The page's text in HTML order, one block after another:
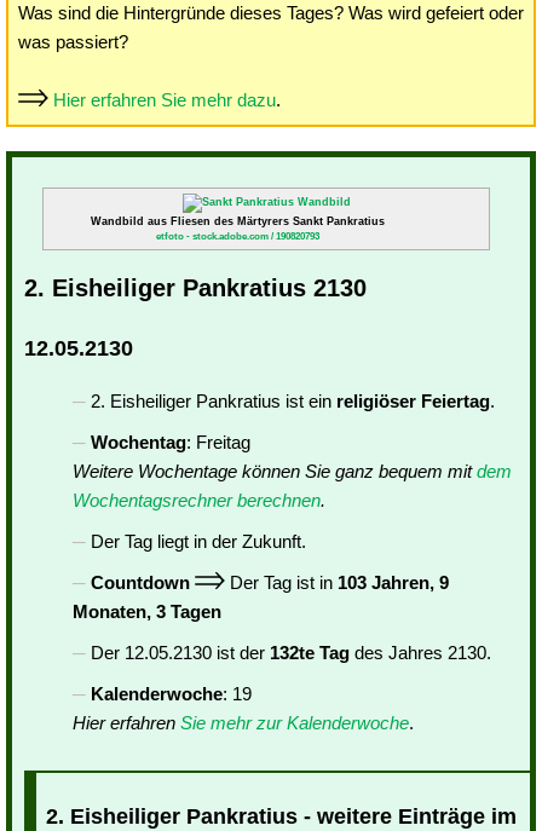
Was sind die Hintergründe dieses Tages? Was wird gefeiert oder
was passiert?
Hier erfahren Sie mehr dazu.
Wandbild aus Fliesen des Märtyrers Sankt Pankratius
etfoto - stock.adobe.com / 190820793
2. Eisheiliger Pankratius 2130
12.05.2130
2. Eisheiliger Pankratius ist ein religiöser Feiertag.
Wochentag: Freitag
Weitere Wochentage können Sie ganz bequem mitdem
Wochentagsrechner berechnen.
Der Tag liegt in der Zukunft.
Countdown
Der Tag ist in 103 Jahren, 9
Monaten, 3 Tagen
Der 12.05.2130 ist der 132te Tag des Jahres 2130.
Kalenderwoche: 19
Hier erfahren Sie mehr zur Kalenderwoche.
2. Eisheiliger Pankratius - weitere Einträge im